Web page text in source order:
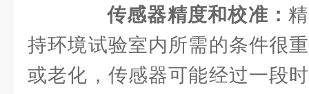
传感器精度和校准：
持环境试验室内所需的条件很
或老化，传感器可能经过一段